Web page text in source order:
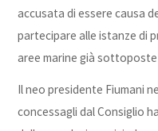
accusata di essere causa
partecipare alle istanze di
aree marine già
Il neo presidente Fiumani
concessagli dal Consiglio